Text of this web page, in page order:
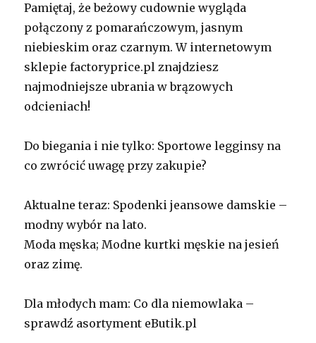
Pamiętaj, że beżowy cudownie wygląda
połączony z pomarańczowym, jasnym
niebieskim oraz czarnym. W internetowym
sklepie factoryprice.pl znajdziesz
najmodniejsze ubrania w brązowych
odcieniach!
Do biegania i nie tylko: Sportowe legginsy na
co zwrócić uwagę przy zakupie?
Aktualne teraz: Spodenki jeansowe damskie –
modny wybór na lato.
Moda męska; Modne kurtki męskie na jesień
oraz zimę.
Dla młodych mam: Co dla niemowlaka –
sprawdź asortyment eButik.pl